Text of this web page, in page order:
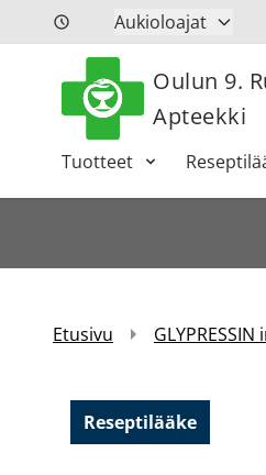
Siirry sisältöönAukioloajat
Oulun 9.
Apteekki
Tuotteet
Etusivu
Reseptilääke